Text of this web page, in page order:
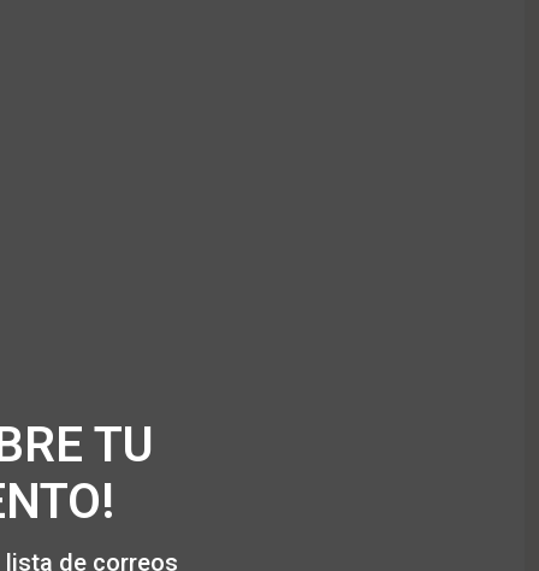
TU
lista de correos